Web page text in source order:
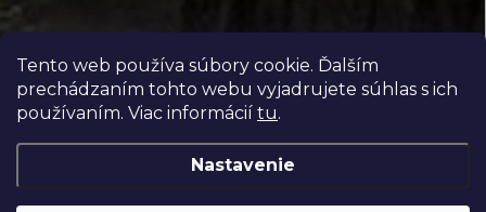
Tento web používa súbory cookie. Ďalším
prechádzaním tohto webu vyjadrujete súhlas s ich
používaním. Viac informácií tu.
Nastavenie